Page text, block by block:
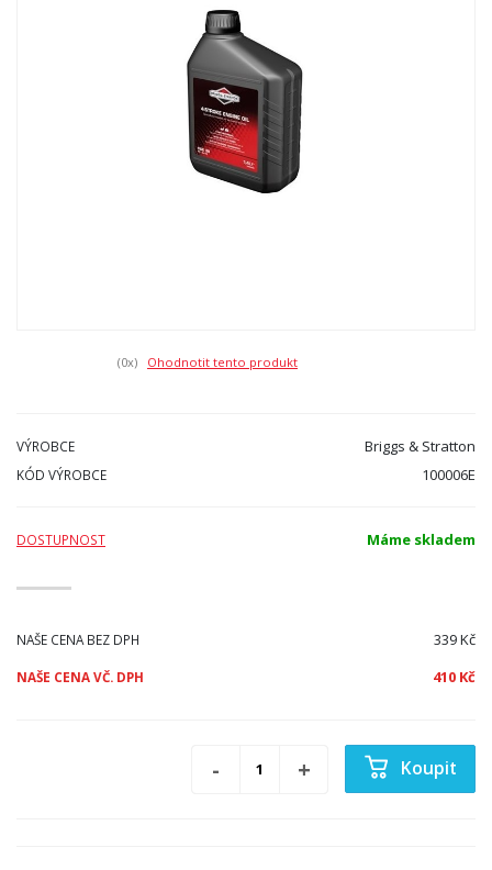
(0x) Ohodnotit tento produkt
VÝROBCE Briggs & Stratton
KÓD VÝROBCE 100006E
DOSTUPNOST Máme skladem
NAŠE CENA BEZ DPH 339 Kč
NAŠE CENA VČ. DPH 410 Kč
Koupit